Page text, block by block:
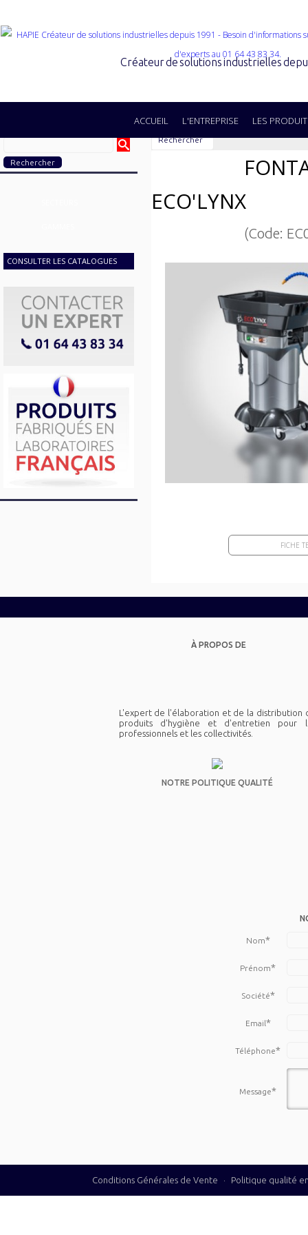
Créateur de solutions industrielles
ACCUEIL L'ENTREPRISE LES
CONSULTER LES CATALOGUES
Rechercher
ECO'LYNX
(Code:
FICHE
À PROPOS DE
L'expert de l'élaboration et de la distribution
produits d'hygiène et d'entretien pour
professionnels et les collectivités.
NOTRE POLITIQUE QUALITÉ
Nom*
Prénom*
Société*
Email*
Téléphone*
Message*
Conditions Générales de Vente · Politique qualité